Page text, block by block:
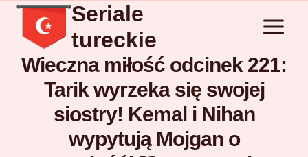
Przejdź
treści
Seriale
tureckie
Wieczna miłość odcinek 221:
Tarik wyrzeka się swojej
siostry! Kemal i Nihan
wypytują Mojgan o